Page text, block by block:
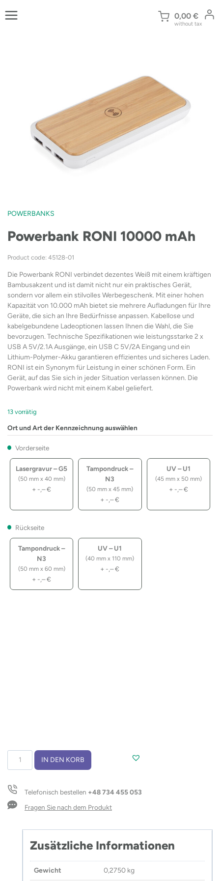
Inhalt
0,00 €
without tax
POWERBANKS
Powerbank RONI 10000 mAh
Product code: 45128-01
Die Powerbank RONI verbindet dezentes Weiß mit einem kräftigen
Bambusakzent und ist damit nicht nur ein praktisches Gerät,
sondern vor allem ein stilvolles Werbegeschenk. Mit einer hohen
Kapazität von 10.000 mAh bietet sie mehrere Aufladungen für Ihre
Geräte, die sich an Ihre Bedürfnisse anpassen. Kabellose und
kabelgebundene Ladeoptionen lassen Ihnen die Wahl, die Sie
bevorzugen. Technische Spezifikationen wie leistungsstarke 2 x
USB A 5V/2.1A Ausgänge, ein USB C 5V/2A Eingang und ein
Lithium-Polymer-Akku garantieren effizientes und sicheres Laden.
RONI ist ein Synonym für Leistung in einer schönen Form. Ein
Gerät, auf das Sie sich in jeder Situation verlassen können. Die
Powerbank wird nicht mit einem Kabel geliefert.
13 vorrätig
Ort und Art der Kennzeichnung auswählen
Vorderseite
Lasergravur – G5
(50 mm x 40 mm)
+ -,–€
Tampondruck –
N3
(50 mm x 45 mm)
+ -,–€
UV – U1
(45 mm x 50 mm)
+ -,–€
Rückseite
Tampondruck –
N3
(50 mm x 60 mm)
+ -,–€
UV – U1
(40 mm x 110 mm)
+ -,–€
Powerbank
mAh
Menge
IN DEN KORB
Telefonisch bestellen +48 734 455 053
Fragen Sie nach dem Produkt
Zusätzliche Informationen
Gewicht 0,2750 kg